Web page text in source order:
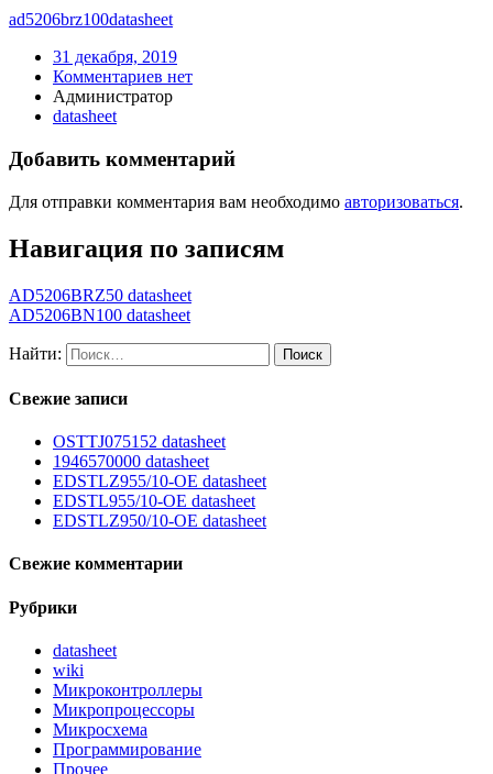
ad5206brz100datasheet
31 декабря, 2019
Комментариев нет
Администратор
datasheet
Добавить комментарий
Для отправки комментария вам необходимо авторизоваться.
Навигация по записям
AD5206BRZ50 datasheet
AD5206BN100 datasheet
Найти:
Свежие записи
OSTTJ075152 datasheet
1946570000 datasheet
EDSTLZ955/10-OE datasheet
EDSTL955/10-OE datasheet
EDSTLZ950/10-OE datasheet
Свежие комментарии
Рубрики
datasheet
wiki
Микроконтроллеры
Микропроцессоры
Микросхема
Программирование
Прочее